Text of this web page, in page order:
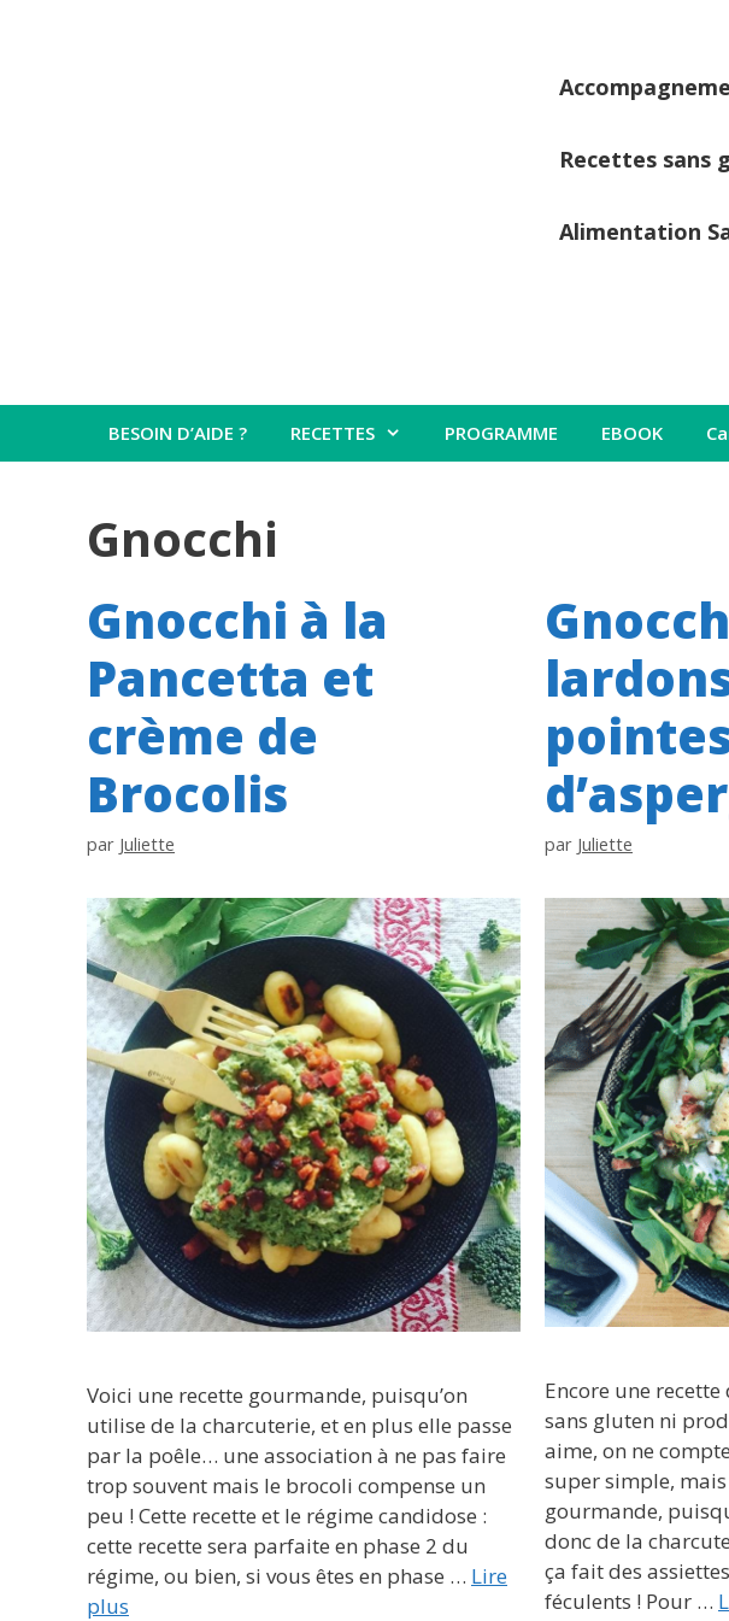
Recettes sans
Alimentation
BESOIN D’AIDE ? RECETTES PROGRAMME EBOOK
Gnocchi
Gnocchi à la
Pancetta et
crème de
Brocolis
par Juliette
Voici une recette gourmande, puisqu’on
utilise de la charcuterie, et en plus elle passe
par la poêle… une association à ne pas faire
trop souvent mais le brocoli compense un
peu ! Cette recette et le régime candidose :
cette recette sera parfaite en phase 2 du
régime, ou bien, si vous êtes en phase … Lire
plus
par Juliette
Encore une
sans gluten ni
aime, on ne
super simple,
gourmande,
donc de la
ça fait des
féculents ! Pour …